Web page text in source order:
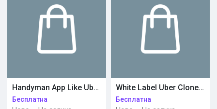
Откриј Страници
Страници што ги сакам
Handyman App Like Uber | Build Your On-Demand Service Marketplace
Бесплатна
White Label Uber Clone App | Taxi Booking Software
Бесплатна